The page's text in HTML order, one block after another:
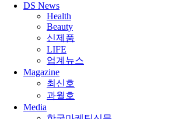
DS News
Health
Beauty
신제품
LIFE
업계뉴스
Magazine
최신호
과월호
Media